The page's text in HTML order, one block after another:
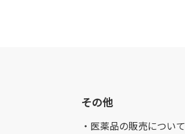
その他
・医薬品の販売について